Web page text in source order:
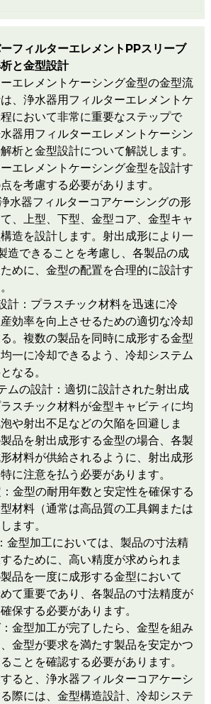
フィルターエレメントPPスリーブ
と金型設計
エレメントケーシング金型の金型流
、浄水器用フィルターエレメントケ
において非常に重要なステップで
器用フィルターエレメントケーシン
析と金型設計について解説します。
エレメントケーシング金型を設計す
を考慮する必要があります。
水器フィルターコアケーシングの形
、上型、下型、金型コア、金型キャ
造を設計します。射出成形により一
造できることを考慮し、各製品の成
めに、金型の配置を合理的に設計す
計：プラスチック材料を迅速に冷
効率を向上させるための適切な冷却
。複数の製品を同時に成形する金型
一に冷却できるよう、冷却システム
なる。
ムの設計：適切に設計された射出成
スチック材料が金型キャビティに均
や射出不足などの欠陥を回避しま
品を射出成形する金型の場合、各製
材料が供給されるように、射出成形
に注意を払う必要があります。
金型の耐用年数と安定性を確保する
材料（通常は高品質の工具鋼または
ます。
金型加工においては、製品の寸法精
るために、高い精度が求められま
品を一度に成形する金型において
て重要であり、各製品の寸法精度が
保する必要があります。
金型加工が完了したら、金型を組み
金型が要求を満たす製品を安定かつ
ことを確認する必要があります。
ると、浄水器フィルターコアケーシ
際には、金型構造設計、冷却システ